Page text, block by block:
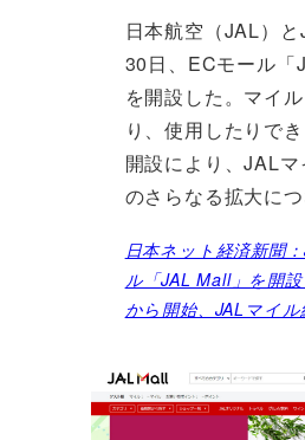
日本航空（JAL）
30日、ECモール「
を開設した。マイ
り、使用したりで
開設により、JAL
のさらなる拡大につ
日本ネット経済新聞
ル「JAL Mall」を開
から開始、JALマイ